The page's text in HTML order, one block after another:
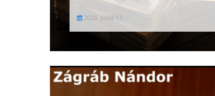
2026. július 17.